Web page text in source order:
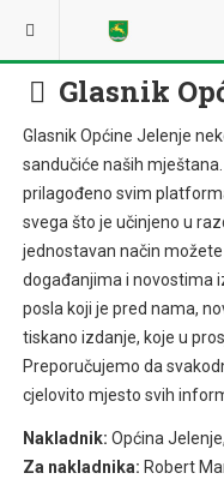
NALAZITE SE OVDJE:
Folder
Glasnik
Glasnik Općine Jelenje
sandučiće naših
prilagođeno svim
svega što je učinjeno u
jednostavan način
događanjima i novostima
posla koji je pred nama,
tiskano izdanje, koje u
Preporučujemo da
cjelovito mjesto svih
Nakladnik: Općina
Za nakladnika: Robert